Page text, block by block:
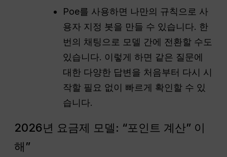
Poe를 사용하면 나만의 규칙으로 사
용자 지정 봇을 만들 수 있습니다. 한
번의 채팅으로 모델 간에 전환할 수도
있습니다. 이렇게 하면 같은 질문에
대한 다양한 답변을 처음부터 다시 시
작할 필요 없이 빠르게 확인할 수 있
습니다.
2026년 요금제 모델: “포인트 계산” 이
해”